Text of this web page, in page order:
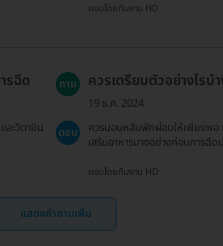
ตอบโดยทีมงาน HD
รฉีด
ละวิตามิน
ถาม ควรเตรียมตัวอย่างไร
19 ธ.ค. 2024
ตอบ
ควรนอนหลับพักผ่อนให้เพียงพอ
เสริมอาหารบางอย่างก่อนการฉี
ตอบโดยทีมงาน HD
แสดงคำถามเพิ่ม